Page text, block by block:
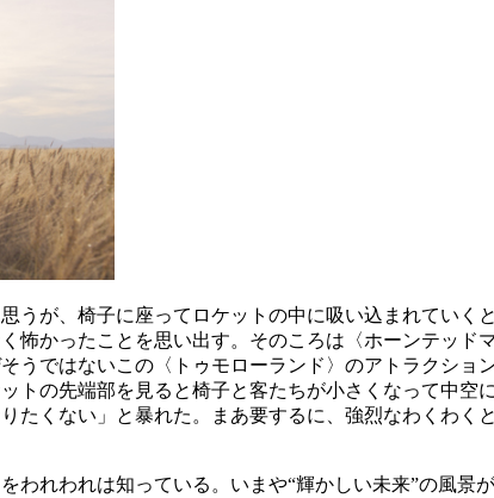
うが、椅子に座ってロケットの中に吸い込まれていく
怖かったことを思い出す。そのころは〈ホーンテッド
うではないこの〈トゥモローランド〉のアトラクショ
トの先端部を見ると椅子と客たちが小さくなって中
たくない」と暴れた。まあ要するに、強烈なわくわ
われわれは知っている。いまや“輝かしい未来”の風